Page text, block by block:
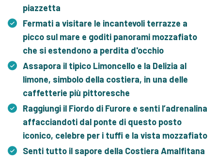
piazzetta
Fermati a visitare le incantevoli terrazze a
picco sul mare e goditi panorami mozzafiato
che si estendono a perdita d'occhio
Assapora il tipico Limoncello e la Delizia al
limone, simbolo della costiera, in una delle
caffetterie più pittoresche
Raggiungi il Fiordo di Furore e senti l’adrenalina
affacciandoti dal ponte di questo posto
iconico, celebre per i tuffi e la vista mozzafiato
Senti tutto il sapore della Costiera Amalfitana